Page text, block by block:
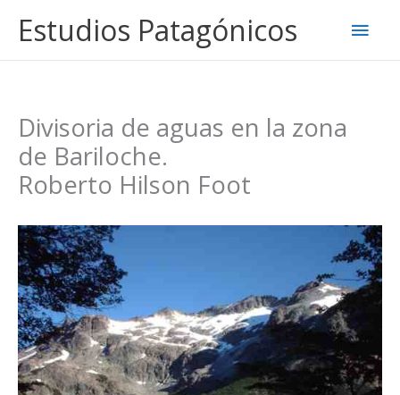
contenido
Estudios Patagónicos
Divisoria de aguas en la zona
de Bariloche.
Roberto Hilson Foot